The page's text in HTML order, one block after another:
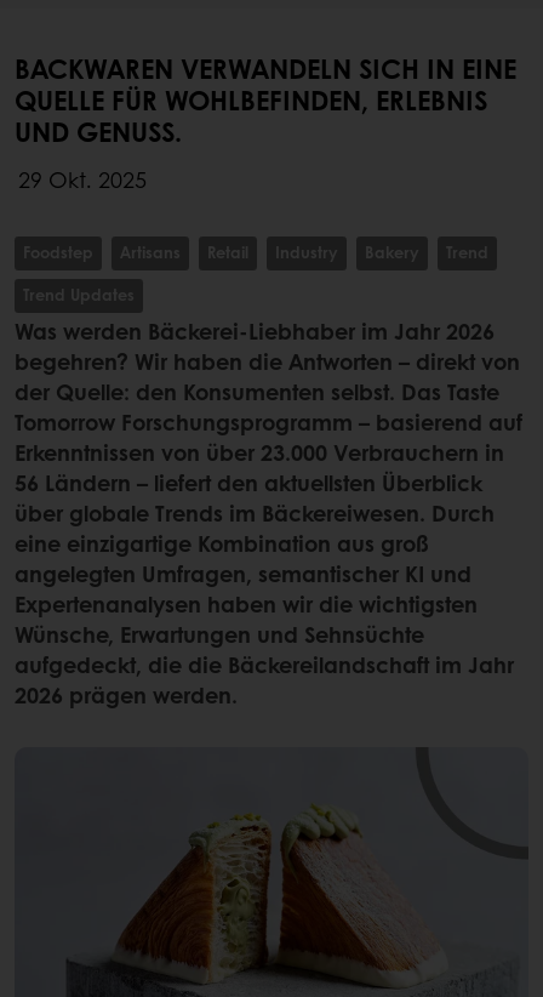
BACKWAREN VERWANDELN SICH IN EINE
QUELLE FÜR WOHLBEFINDEN, ERLEBNIS
UND GENUSS.
29 Okt. 2025
Foodstep Artisans Retail Industry Bakery
Trend
Trend Updates
Was werden Bäckerei-Liebhaber im Jahr 2026
begehren? Wir haben die Antworten – direkt von
der Quelle: den Konsumenten selbst. Das Taste
Tomorrow Forschungsprogramm – basierend auf
Erkenntnissen von über 23.000 Verbrauchern in
56 Ländern – liefert den aktuellsten Überblick
über globale Trends im Bäckereiwesen. Durch
eine einzigartige Kombination aus groß
angelegten Umfragen, semantischer KI und
Expertenanalysen haben wir die wichtigsten
Wünsche, Erwartungen und Sehnsüchte
aufgedeckt, die die Bäckereilandschaft im Jahr
2026 prägen werden.